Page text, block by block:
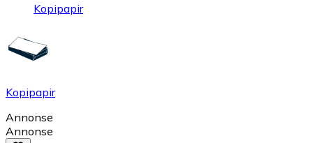
Kopipapir
Kopipapir
Annonse
Annonse